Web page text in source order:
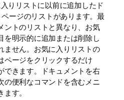
りリストに以前に追加したド
ージのリストがあります。最
ントのリストと異なり、お気
を明示的に追加または削除し
ません。お気に入りリストの
ページをクリックするだけ
できます。ドキュメントを右
の便利なコマンドを含むメニ
す。